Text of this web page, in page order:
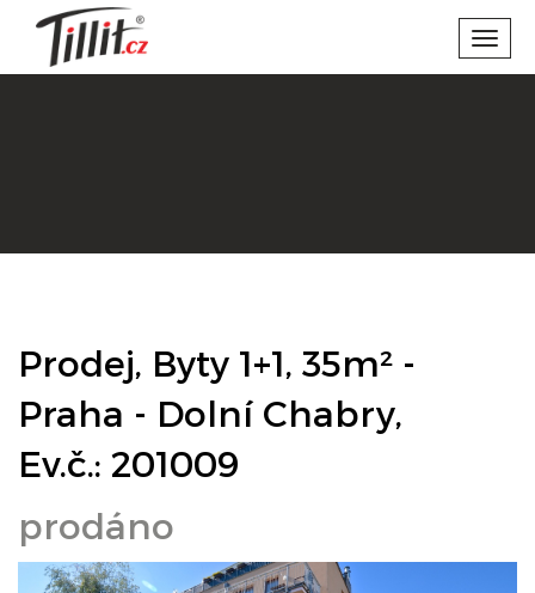
Prodej, Byty 1+1, 35m² -
Praha - Dolní Chabry,
Ev.č.: 201009
prodáno